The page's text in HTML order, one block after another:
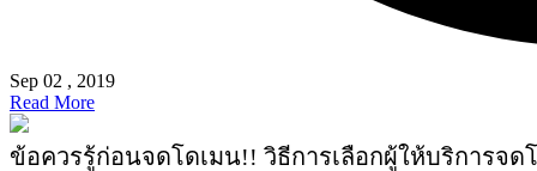
Sep 02 , 2019
Read More
ข้อควรรู้ก่อนจดโดเมน!! วิธีการเลือกผู้ให้บริการจด